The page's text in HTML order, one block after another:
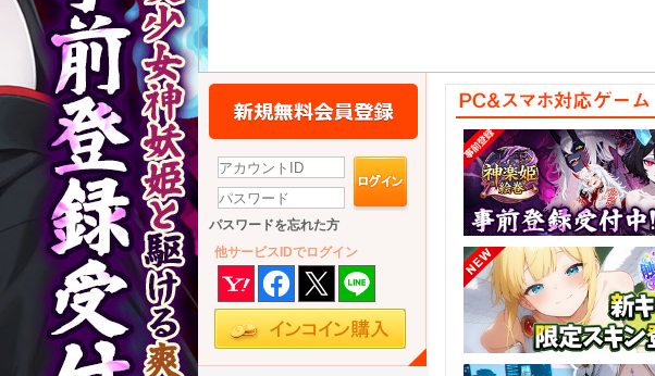
パスワードを忘れた方
他サービスIDでログイン